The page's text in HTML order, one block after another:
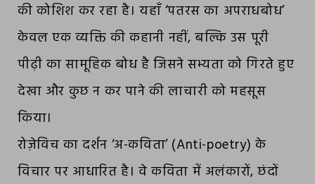
की कोशिश कर रहा है। यहाँ ‘पतरस का अपराधबोध’
केवल एक व्यक्ति की कहानी नहीं, बल्कि उस पूरी
पीढ़ी का सामूहिक बोध है जिसने सभ्यता को गिरते हुए
देखा और कुछ न कर पाने की लाचारी को महसूस
किया।
रोज़ेविच का दर्शन ‘अ-कविता’ (Anti-poetry) के
विचार पर आधारित है। वे कविता में अलंकारों, छंदों